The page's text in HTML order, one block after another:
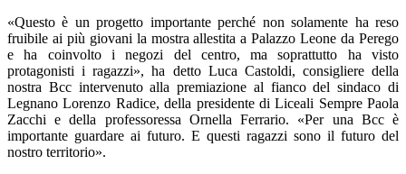
«Questo è un progetto importante perché non solamente ha reso
fruibile ai più giovani la mostra allestita a Palazzo Leone da Perego
e ha coinvolto i negozi del centro, ma soprattutto ha visto
protagonisti i ragazzi», ha detto Luca Castoldi, consigliere della
nostra Bcc intervenuto alla premiazione al fianco del sindaco di
Legnano Lorenzo Radice, della presidente di Liceali Sempre Paola
Zacchi e della professoressa Ornella Ferrario. «Per una Bcc è
importante guardare ai futuro. E questi ragazzi sono il futuro del
nostro territorio».